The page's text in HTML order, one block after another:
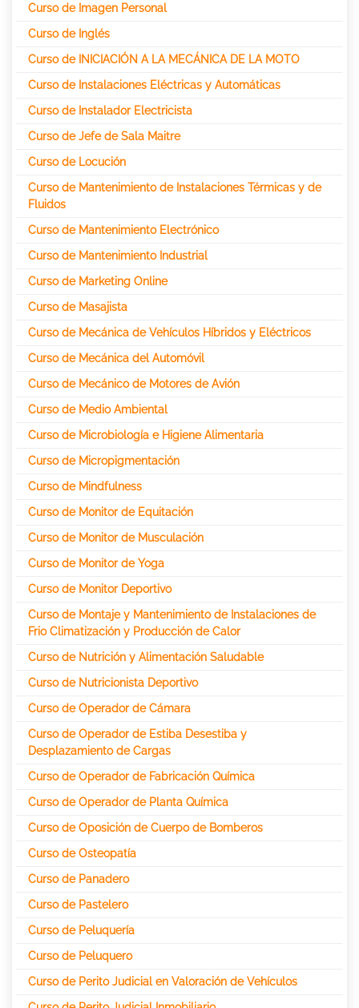
Curso de Imagen Personal
Curso de Inglés
Curso de INICIACIÓN A LA MECÁNICA DE LA MOTO
Curso de Instalaciones Eléctricas y Automáticas
Curso de Instalador Electricista
Curso de Jefe de Sala Maitre
Curso de Locución
Curso de Mantenimiento de Instalaciones Térmicas y de
Fluidos
Curso de Mantenimiento Electrónico
Curso de Mantenimiento Industrial
Curso de Marketing Online
Curso de Masajista
Curso de Mecánica de Vehículos Híbridos y Eléctricos
Curso de Mecánica del Automóvil
Curso de Mecánico de Motores de Avión
Curso de Medio Ambiental
Curso de Microbiología e Higiene Alimentaria
Curso de Micropigmentación
Curso de Mindfulness
Curso de Monitor de Equitación
Curso de Monitor de Musculación
Curso de Monitor de Yoga
Curso de Monitor Deportivo
Curso de Montaje y Mantenimiento de Instalaciones de
Frio Climatización y Producción de Calor
Curso de Nutrición y Alimentación Saludable
Curso de Nutricionista Deportivo
Curso de Operador de Cámara
Curso de Operador de Estiba Desestiba y
Desplazamiento de Cargas
Curso de Operador de Fabricación Química
Curso de Operador de Planta Química
Curso de Oposición de Cuerpo de Bomberos
Curso de Osteopatía
Curso de Panadero
Curso de Pastelero
Curso de Peluquería
Curso de Peluquero
Curso de Perito Judicial en Valoración de Vehículos